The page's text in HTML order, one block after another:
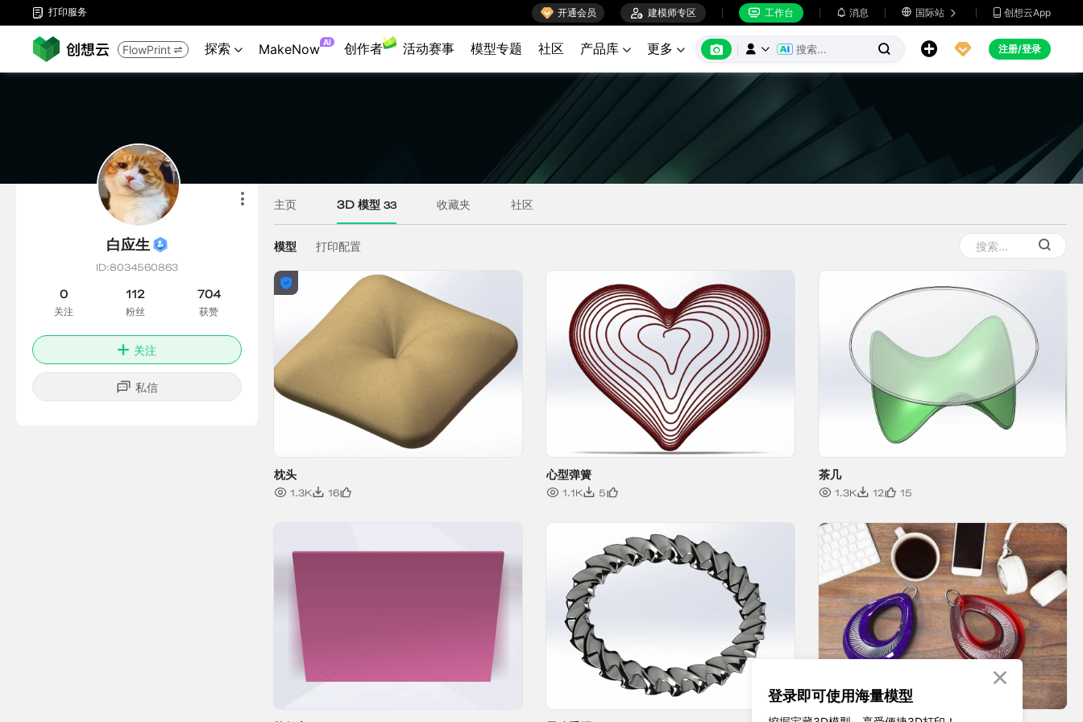
 打印服务  开通会员  建模师专区  工作台  消息  国际站   创想云App
FlowPrint  探索  MakeNow AI 创作者 活动赛事 模型专题 社区 产品库  更多        注册/登录
登录即可使用海量模型
